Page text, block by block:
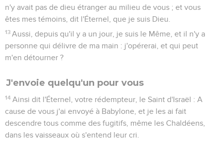
n'y avait pas de dieu étranger au milieu de vous ; et vous
êtes mes témoins, dit l'Éternel, que je suis Dieu.
13 Aussi, depuis qu'il y a un jour, je suis le Même, et il n'y a
personne qui délivre de ma main : j'opérerai, et qui peut
m'en détourner ?
J'envoie quelqu'un pour vous
14 Ainsi dit l'Éternel, votre rédempteur, le Saint d'Israël : A
cause de vous j'ai envoyé à Babylone, et je les ai fait
descendre tous comme des fugitifs, même les Chaldéens,
dans les vaisseaux où s'entend leur cri.